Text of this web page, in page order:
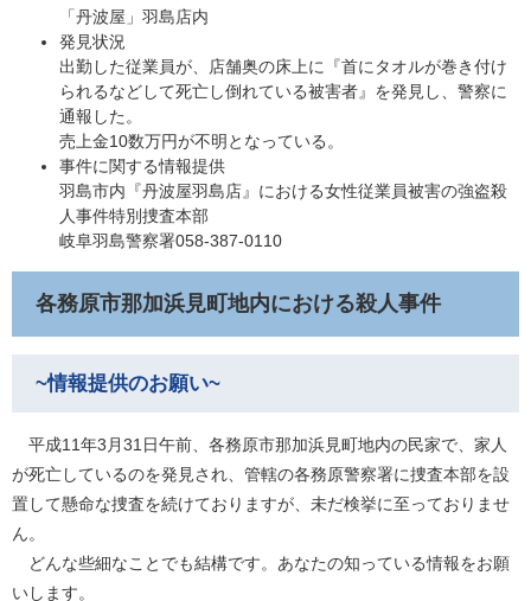
「丹波屋」羽島店内
発見状況
出勤した従業員が、店舗奥の床上に『首にタオルが巻き付け
られるなどして死亡し倒れている被害者』を発見し、警察に
通報した。
売上金10数万円が不明となっている。
事件に関する情報提供
羽島市内『丹波屋羽島店』における女性従業員被害の強盗殺
人事件特別捜査本部
岐阜羽島警察署058-387-0110
各務原市那加浜見町地内における殺人事件
~情報提供のお願い~
平成11年3月31日午前、各務原市那加浜見町地内の民家で、家人
が死亡しているのを発見され、管轄の各務原警察署に捜査本部を設
置して懸命な捜査を続けておりますが、未だ検挙に至っておりませ
ん。
どんな些細なことでも結構です。あなたの知っている情報をお願
いします。